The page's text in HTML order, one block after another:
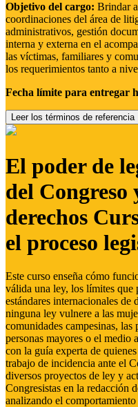
Objetivo del cargo: Brindar
coordinaciones del área de
administrativos, gestión
interna y externa en el
las víctimas, familiares y
los requerimientos tanto a
Fecha límite para entregar
Leer los términos de referencia
El poder de
del
derechos
el proceso
Este curso enseña cómo
válida una ley, los límites
estándares internacionales de
ninguna ley vulnere a las
comunidades campesinas,
personas mayores o el medio
con la guía experta de
trabajo de incidencia ante el
diversos proyectos de ley y
Congresistas en la redacción
analizando el